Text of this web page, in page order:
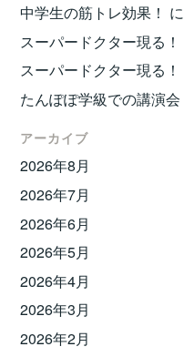
中学生の筋トレ効果！ に
スーパードクター現る！
スーパードクター現る！
たんぽぽ学級での講演会
アーカイブ
2026年8月
2026年7月
2026年6月
2026年5月
2026年4月
2026年3月
2026年2月